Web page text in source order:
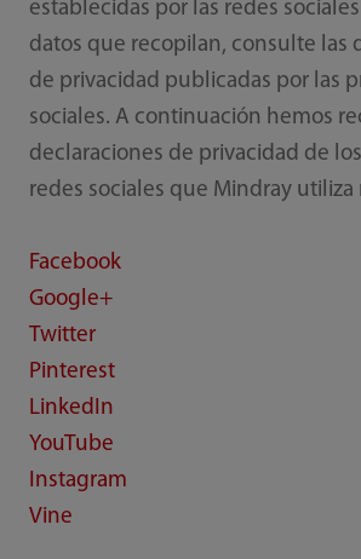
establecidas por las redes
datos que recopilan, consulte las
de privacidad publicadas por las
sociales. A continuación hemos
declaraciones de privacidad de
redes sociales que Mindray utiliza
Facebook
Google+
Twitter
Pinterest
LinkedIn
YouTube
Instagram
Vine